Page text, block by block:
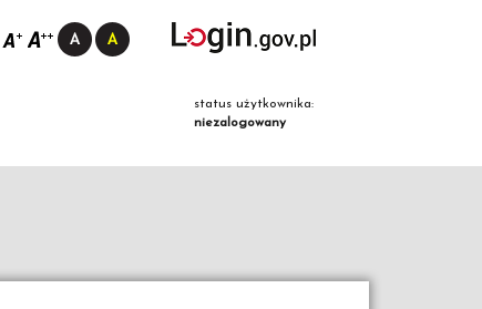
status użytkownika:
niezalogowany